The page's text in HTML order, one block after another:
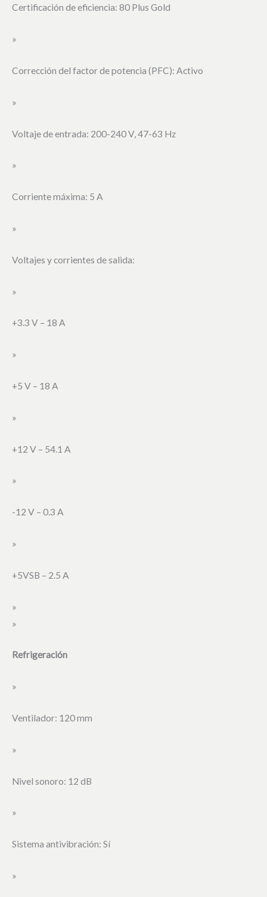
Certificación de eficiencia: 80 Plus Gold
»
Corrección del factor de potencia (PFC): Activo
»
Voltaje de entrada: 200-240 V, 47-63 Hz
»
Corriente máxima: 5 A
»
Voltajes y corrientes de salida:
»
+3.3 V – 18 A
»
+5 V – 18 A
»
+12 V – 54.1 A
»
-12 V – 0.3 A
»
+5VSB – 2.5 A
»
»
Refrigeración
»
Ventilador: 120 mm
»
Nivel sonoro: 12 dB
»
Sistema antivibración: Sí
»